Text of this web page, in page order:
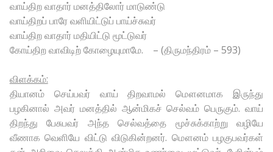
வாய்திற வாதார் மனத்திலோர் மாடுண்டு
வாய்திறப் பாரே வளியிட்டுப் பாய்ச்சுவர்
வாய்திற வாதார் மதியிட்டு மூட்டுவர்
கோய்திற வாவிடிற் கோழையுமாமே. – (திருமந்திரம் – 593)
விளக்கம்:
தியானம் செய்பவர் வாய் திறவாமல் மௌனமாக இருந்து
பழகினால் அவர் மனத்தில் ஆன்மிகச் செல்வம் பெருகும். வாய்
திறந்து பேசுபவர் அந்த செல்வத்தை மூச்சுக்காற்று வழியே
வீணாக வெளியே விட்டு விடுகின்றனர். மௌனம் பழகுபவர்கள்